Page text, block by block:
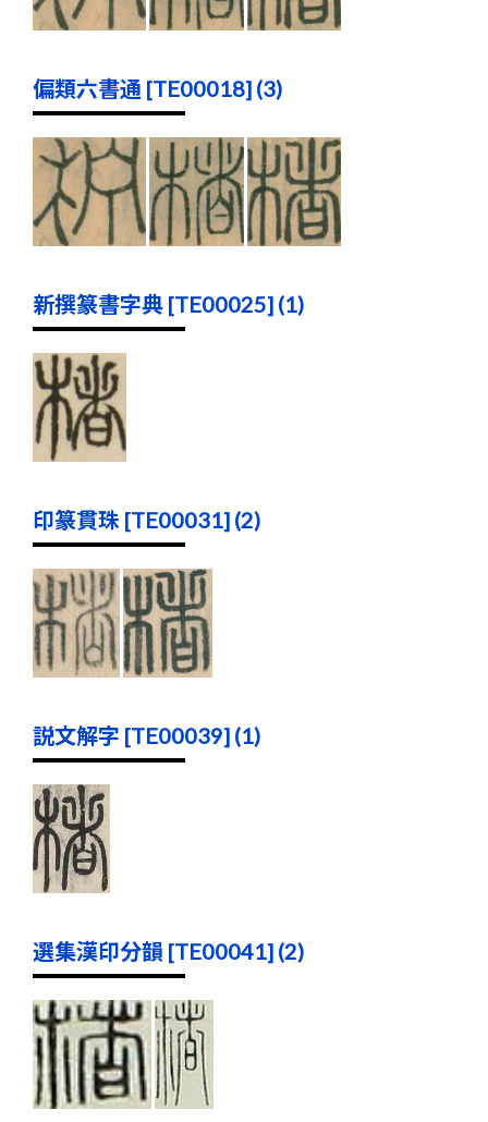
偏類六書通 [TE00018] (3)
新撰篆書字典 [TE00025] (1)
印篆貫珠 [TE00031] (2)
説文解字 [TE00039] (1)
選集漢印分韻 [TE00041] (2)